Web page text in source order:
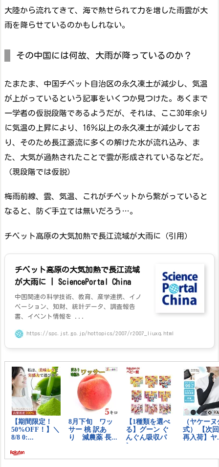
大陸から流れてきて、海で熱せられて力を増した雨雲が大
雨を降らせているのかもしれない。
その中国には何故、大雨が降っているのか？
たまたま、中国チベット自治区の永久凍土が減少し、気温
が上がっているという記事をいくつか見つけた。あくまで
一学者の仮説段階であるようだが、それは、ここ30年余り
に気温の上昇により、16％以上の永久凍土が減少してお
り、そのため長江源流に多くの解けた水が流れ込み、ま
た、大気が過熱されたことで雲が形成されているなどだ。
（現段階では仮説）
梅雨前線、雲、気温、これがチベットから繋がっていると
なると、防ぐ手立ては無いだろう…。
チベット高原の大気加熱で長江流域が大雨に（引用）
チベット高原の大気加熱で長江流域
が大雨に | SciencePortal China
中国関連の科学技術、教育、産学連携、イノ
ベーション、知財、統計データ、調査報告
書、イベント情報を ...
https://spc.jst.go.jp/hottopics/2007/r2007_liuxq.html